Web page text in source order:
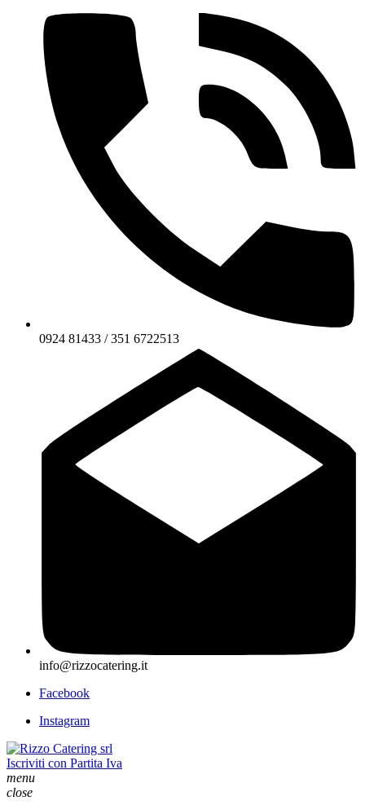
0924 81433 / 351 6722513
info@rizzocatering.it
Facebook
Instagram
Iscriviti con Partita Iva
menu
close